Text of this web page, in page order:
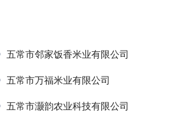
五常市邻家饭香米业有限公司
五常市万福米业有限公司
五常市灏韵农业科技有限公司